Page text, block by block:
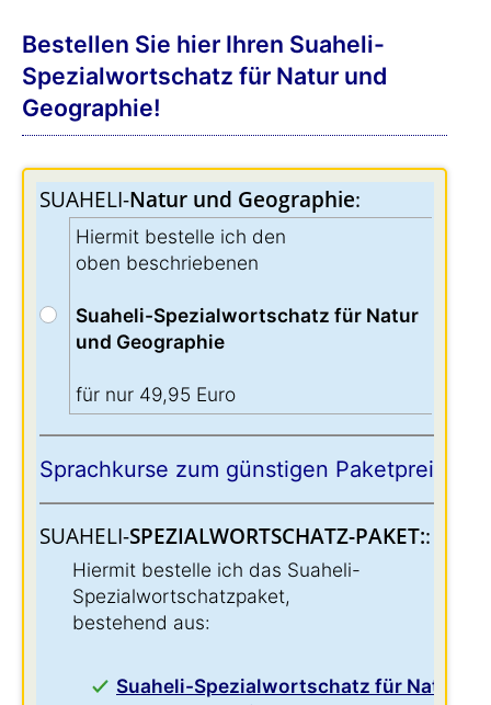
Bestellen Sie hier Ihren Suaheli-
Spezialwortschatz für Natur und
Geographie!
SUAHELI-Natur und Geographie:
Hiermit bestelle ich den
oben beschriebenen
Suaheli-Spezialwortschatz für Natur
und Geographie
für nur 49,95 Euro
Sprachkurse zum günstigen Paketpreis:
SUAHELI-SPEZIALWORTSCHATZ-PAKET::
Hiermit bestelle ich das Suaheli-
Spezialwortschatzpaket,
bestehend aus:
Suaheli-Spezialwortschatz für Natur